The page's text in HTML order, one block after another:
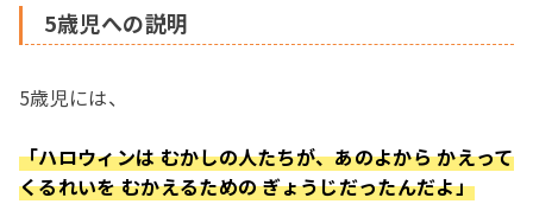
5歳児への説明
5歳児には、
「ハロウィンは むかしの人たちが、あのよから かえって
くるれいを むかえるための ぎょうじだったんだよ」